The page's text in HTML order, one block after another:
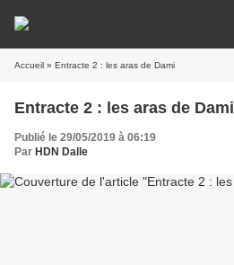
Accueil » Entracte 2 : les aras de Dami
Entracte 2 : les aras de Dami
Publié le 29/05/2019 à 06:19
Par HDN Dalle